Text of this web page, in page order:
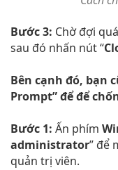
Bước 3: Chờ đợi
sau đó nhấn nút “
Bên cạnh đó, bạn
Prompt” để để
Bước 1: Ấn phím
administrator” để
quản trị viên.